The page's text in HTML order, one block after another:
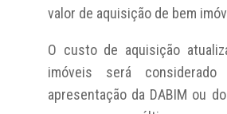
valor de aquisição de bem
O custo de aquisição
imóveis será
apresentação da DABIM ou